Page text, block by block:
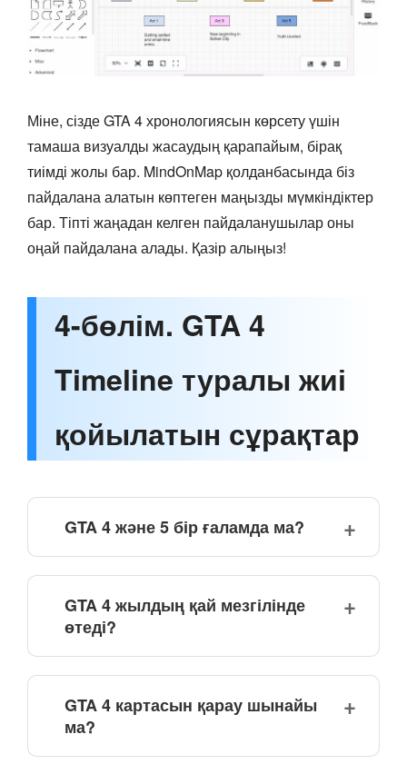
Міне, сізде GTA 4 хронологиясын көрсету үшін
тамаша визуалды жасаудың қарапайым, бірақ
тиімді жолы бар. MindOnMap қолданбасында біз
пайдалана алатын көптеген маңызды мүмкіндіктер
бар. Тіпті жаңадан келген пайдаланушылар оны
оңай пайдалана алады. Қазір алыңыз!
4-бөлім. GTA 4
Timeline туралы жиі
қойылатын сұрақтар
GTA 4 және 5 бір ғаламда ма?
GTA 4 жылдың қай мезгілінде
өтеді?
GTA 4 картасын қарау шынайы
ма?